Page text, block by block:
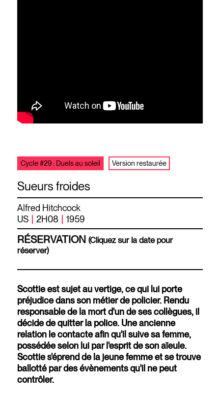
Sueurs froides
Alfred Hitchcock
US
2H08 1959
Cycle #29 : Duels au soleil Version restaurée
RÉSERVATION (Cliquez sur la date pour
réserver)
Scottie est sujet au vertige, ce qui lui porte
préjudice dans son métier de policier. Rendu
responsable de la mort d'un de ses collègues, il
décide de quitter la police. Une ancienne
relation le contacte afin qu'il suive sa femme,
possédée selon lui par l'esprit de son aïeule.
Scottie s'éprend de la jeune femme et se trouve
ballotté par des évènements qu'il ne peut
contrôler.